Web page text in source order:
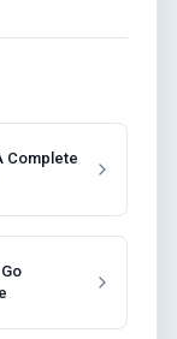
Complete